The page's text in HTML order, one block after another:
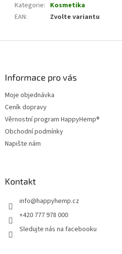
Kategorie: Kosmetika
EAN: Zvolte variantu
Informace pro vás
Moje objednávka
Ceník dopravy
Věrnostní program HappyHemp®
Obchodní podmínky
Napište nám
Kontakt
info@happyhemp.cz
+420 777 978 000
Sledujte nás na facebooku